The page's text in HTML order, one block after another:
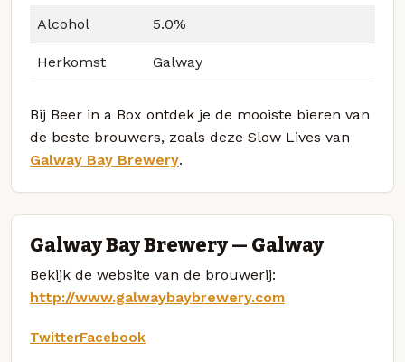
Alcohol 5.0%
Herkomst Galway
Bij Beer in a Box ontdek je de mooiste bieren van
de beste brouwers, zoals deze Slow Lives van
Galway Bay Brewery.
Galway Bay Brewery — Galway
Bekijk de website van de brouwerij:
http://www.galwaybaybrewery.com
TwitterFacebook